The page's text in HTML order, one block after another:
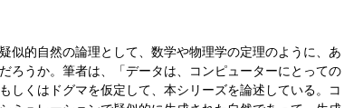
似的自然の論理として、数学や物理学の定理のように、あ
ろうか。筆者は、「データは、コンピューターにとっての
しくはドグマを仮定して、本シリーズを論述している。コ